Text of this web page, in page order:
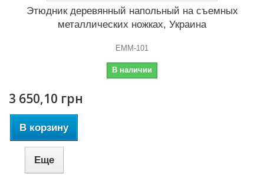
Этюдник деревянный напольный на съемных
металлических ножках, Украина
ЕММ-101
В наличии
3 650,10 грн
В корзину
Еще